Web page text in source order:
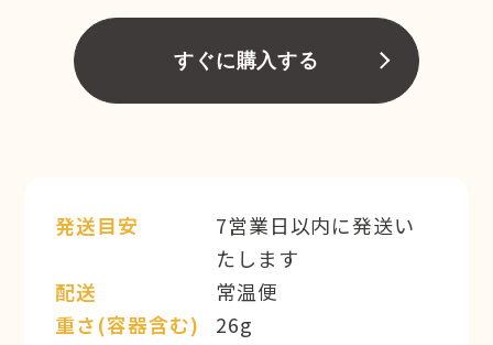
すぐに購入する
発送目安
7営業日以内に発送い
たします
配送
常温便
重さ(容器含む)
26g